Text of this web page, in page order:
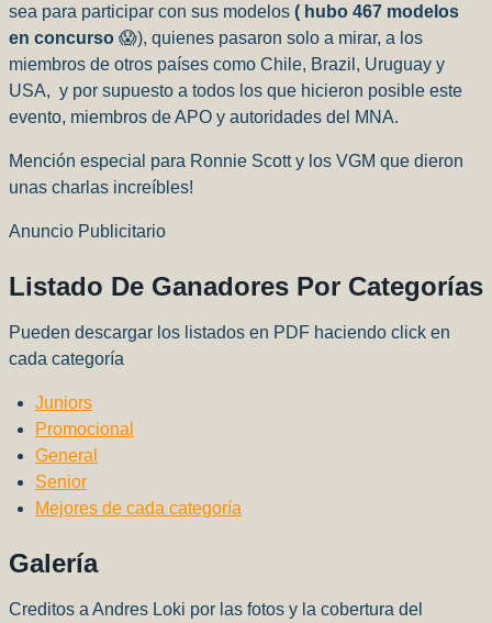
sea para participar con sus modelos ( hubo 467 modelos
en concurso 😱), quienes pasaron solo a mirar, a los
miembros de otros países como Chile, Brazil, Uruguay y
USA, y por supuesto a todos los que hicieron posible este
evento, miembros de APO y autoridades del MNA.
Mención especial para Ronnie Scott y los VGM que dieron
unas charlas increíbles!
Anuncio Publicitario
Listado De Ganadores Por Categorías
Pueden descargar los listados en PDF haciendo click en
cada categoría
Juniors
Promocional
General
Senior
Mejores de cada categoría
Galería
Creditos a Andres Loki por las fotos y la cobertura del